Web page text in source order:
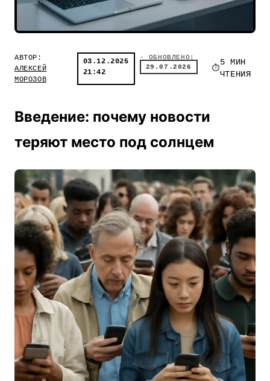
АВТОР:
АЛЕКСЕЙ
МОРОЗОВ
03.12.2025
21:42
· ОБНОВЛЕНО:
29.07.2026
5 МИН
ЧТЕНИЯ
Введение: почему новости
теряют место под солнцем